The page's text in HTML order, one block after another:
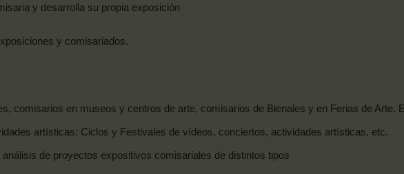
y desarrolla su propia exposición
y comisariados.
comisarios en museos y centros de arte, comisarios de Bienales y en Ferias de Arte.
artísticas: Ciclos y Festivales de vídeos, conciertos, actividades artísticas, etc.
de proyectos expositivos comisariales de distintos tipos